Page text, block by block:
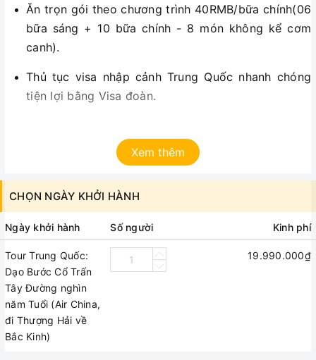
Ăn trọn gói theo chương trình 40RMB/bữa chính(06
bữa sáng + 10 bữa chính - 8 món không kể cơm
canh).
Thủ tục visa nhập cảnh Trung Quốc nhanh chóng
tiện lợi bằng Visa đoàn.
Vé tham quan thắng cảnh vào cửa 1 lần
Hướng dẫn tiếng Việt kinh nghiệm, nhiệt tình.
Thuế sân bay quốc tế các nước và an ninh hàng
không, phụ phí xăng dầu
Bảo hiểm du lịch mức đền bù tối đa 10.000USD/ vụ.
Giá không bao gồm:
Xem thêm
CHỌN NGÀY KHỞI HÀNH
Ngày khởi hành Số người Kinh phí
Tour Trung Quốc:
Dạo Bước Cổ Trấn
Tây Đường nghìn
năm Tuổi (Air China,
đi Thượng Hải về
Bắc Kinh)
19.990.000₫